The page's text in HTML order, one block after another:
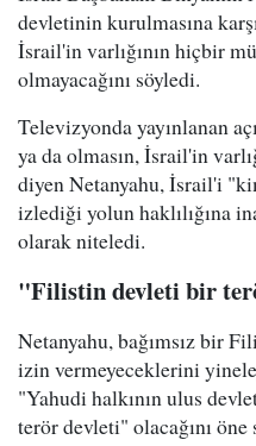
devletinin kurulmasına
İsrail'in varlığının hiçbir
olmayacağını söyledi.
Televizyonda yayınlanan
ya da olmasın, İsrail'in
diyen Netanyahu, İsrail'i
izlediği yolun haklılığına
olarak niteledi.
"Filistin devleti bir
Netanyahu, bağımsız bir
izin vermeyeceklerini
"Yahudi halkının ulus
terör devleti" olacağını öne